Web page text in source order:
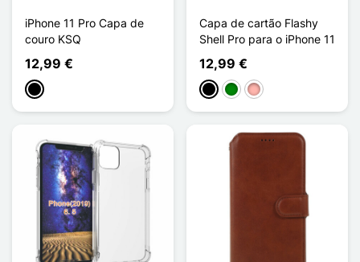
iPhone 11 Pro Capa de
couro KSQ
12,99 €
Preto
Capa de cartão Flashy
Shell Pro para o iPhone 11
12,99 €
PretoVerdeOuro rosa